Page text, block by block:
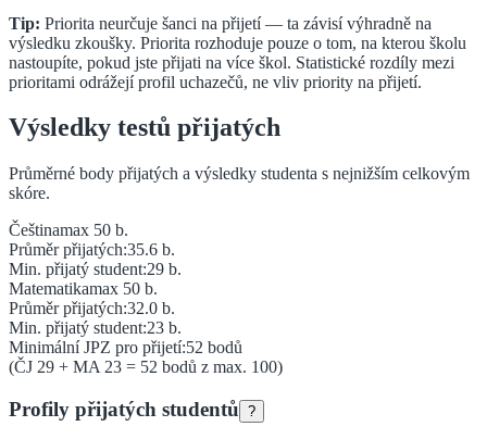
Tip: Priorita neurčuje šanci na přijetí — ta závisí výhradně na
výsledku zkoušky. Priorita rozhoduje pouze o tom, na kterou školu
nastoupíte, pokud jste přijati na více škol. Statistické rozdíly mezi
prioritami odrážejí profil uchazečů, ne vliv priority na přijetí.
Výsledky testů přijatých
Průměrné body přijatých a výsledky studenta s nejnižším celkovým
skóre.
Češtinamax 50 b.
Průměr přijatých:35.6 b.
Min. přijatý student:29 b.
Matematikamax 50 b.
Průměr přijatých:32.0 b.
Min. přijatý student:23 b.
Minimální JPZ pro přijetí:52 bodů
(ČJ 29 + MA 23 = 52 bodů z max. 100)
Profily přijatých studentů ?